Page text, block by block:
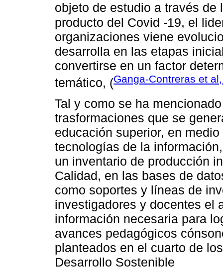
objeto de estudio a través de
producto del Covid -19, el
organizaciones viene
desarrolla en las etapas
convertirse en un factor
temático, (Ganga-Contreras et
Tal y como se ha
trasformaciones que se
educación superior, en
tecnologías de la
un inventario de producción
Calidad, en las bases de
como soportes y líneas de
investigadores y docentes el
información necesaria para
avances pedagógicos
planteados en el cuarto de
Desarrollo Sostenible